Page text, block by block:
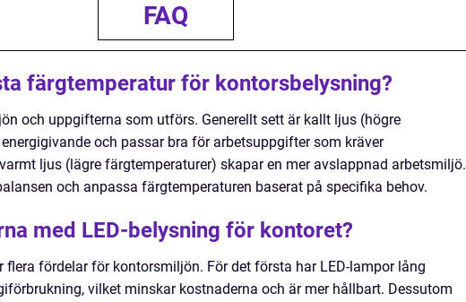
FAQ
färgtemperatur för kontorsbelysning?
och uppgifterna som utförs. Generellt sett är kallt ljus (högre
och passar bra för arbetsuppgifter som kräver
ljus (lägre färgtemperaturer) skapar en mer avslappnad arbetsmiljö.
och anpassa färgtemperaturen baserat på specifika behov.
med LED-belysning för kontoret?
flera fördelar för kontorsmiljön. För det första har LED-lampor lång
vilket minskar kostnaderna och är mer hållbart. Dessutom